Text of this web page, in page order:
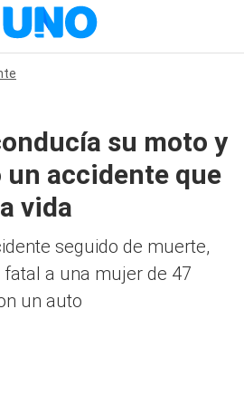
su moto y
accidente que
vida
seguido de muerte,
a una mujer de 47
un auto